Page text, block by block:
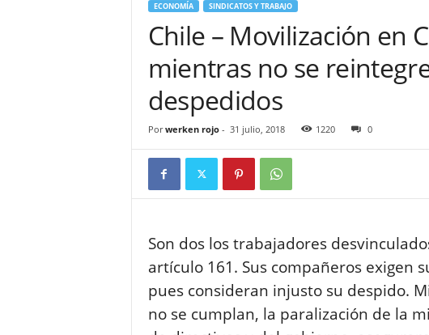
ECONOMÍA SINDICATOS Y TRABAJO
Chile – Movilización en
mientras no se
despedidos
Por werken rojo- 31 julio, 2018 1220 0
Son dos los trabajadores
artículo 161. Sus compañeros exigen
pues consideran injusto su despido.
no se cumplan, la paralización de la